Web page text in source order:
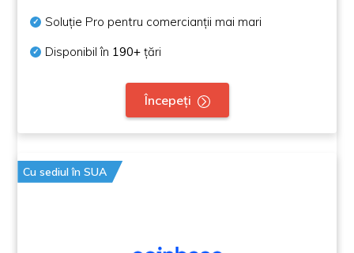
Soluție Pro pentru comercianții mai mari
Disponibil în 190+ țări
Începeți
Cu sediul în SUA